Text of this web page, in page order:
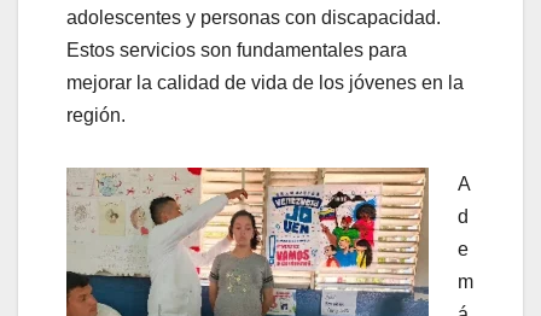
adolescentes y personas con discapacidad.
Estos servicios son fundamentales para
mejorar la calidad de vida de los jóvenes en la
región.
A
d
e
m